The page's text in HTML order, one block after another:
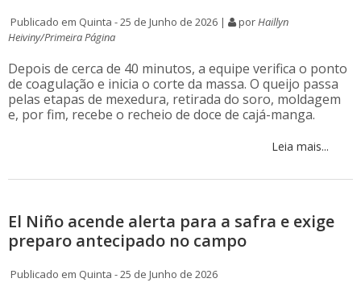
Publicado em Quinta - 25 de Junho de 2026 | porHaillyn
Heiviny/Primeira Página
Depois de cerca de 40 minutos, a equipe verifica o ponto
de coagulação e inicia o corte da massa. O queijo passa
pelas etapas de mexedura, retirada do soro, moldagem
e, por fim, recebe o recheio de doce de cajá-manga.
Leia mais...
El Niño acende alerta para a safra e exige
preparo antecipado no campo
Publicado em Quinta - 25 de Junho de 2026